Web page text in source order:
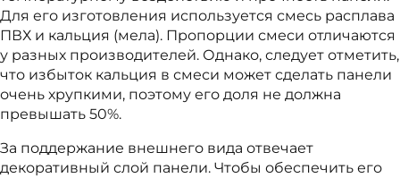
Для его изготовления используется смесь расплава
ПВХ и кальция (мела). Пропорции смеси отличаются
у разных производителей. Однако, следует отметить,
что избыток кальция в смеси может сделать панели
очень хрупкими, поэтому его доля не должна
превышать 50%.
За поддержание внешнего вида отвечает
декоративный слой панели. Чтобы обеспечить его